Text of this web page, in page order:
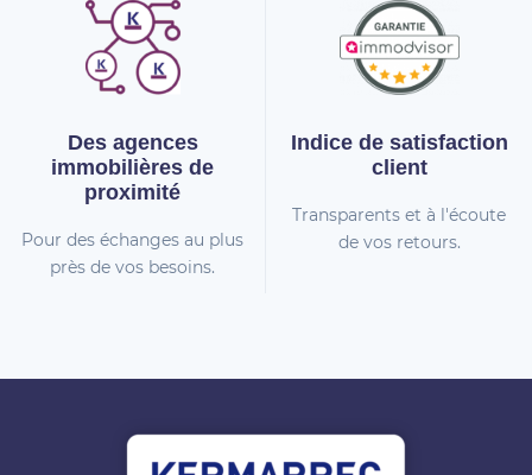
Des agences
immobilières de
proximité
Pour des échanges au plus
près de vos besoins.
Indice desatisfaction
client
Transparents et à l'écoute
de vos retours.